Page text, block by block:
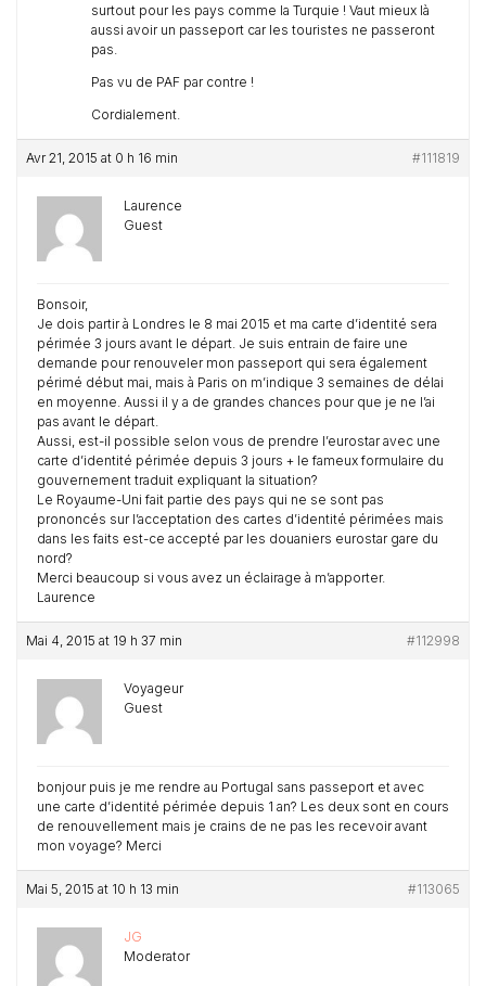
surtout pour les pays comme la Turquie ! Vaut mieux là
aussi avoir un passeport car les touristes ne passeront
pas.
Pas vu de PAF par contre !
Cordialement.
Avr 21, 2015 at 0 h 16 min #111819
Laurence
Guest
Bonsoir,
Je dois partir à Londres le 8 mai 2015 et ma carte d’identité sera
périmée 3 jours avant le départ. Je suis entrain de faire une
demande pour renouveler mon passeport qui sera également
périmé début mai, mais à Paris on m’indique 3 semaines de délai
en moyenne. Aussi il y a de grandes chances pour que je ne l’ai
pas avant le départ.
Aussi, est-il possible selon vous de prendre l’eurostar avec une
carte d’identité périmée depuis 3 jours + le fameux formulaire du
gouvernement traduit expliquant la situation?
Le Royaume-Uni fait partie des pays qui ne se sont pas
prononcés sur l’acceptation des cartes d’identité périmées mais
dans les faits est-ce accepté par les douaniers eurostar gare du
nord?
Merci beaucoup si vous avez un éclairage à m’apporter.
Laurence
Mai 4, 2015 at 19 h 37 min #112998
Voyageur
Guest
bonjour puis je me rendre au Portugal sans passeport et avec
une carte d’identité périmée depuis 1 an? Les deux sont en cours
de renouvellement mais je crains de ne pas les recevoir avant
mon voyage? Merci
Mai 5, 2015 at 10 h 13 min #113065
JG
Moderator